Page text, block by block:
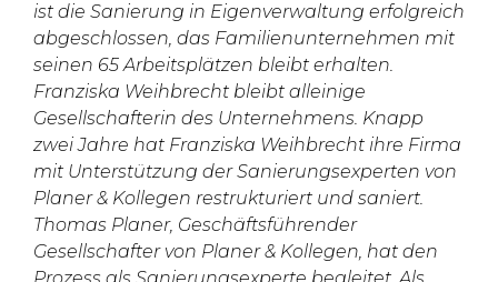
ist die Sanierung in Eigenverwaltung erfolgreich
abgeschlossen, das Familienunternehmen mit
seinen 65 Arbeitsplätzen bleibt erhalten.
Franziska Weihbrecht bleibt alleinige
Gesellschafterin des Unternehmens. Knapp
zwei Jahre hat Franziska Weihbrecht ihre Firma
mit Unterstützung der Sanierungsexperten von
Planer & Kollegen restrukturiert und saniert.
Thomas Planer, Geschäftsführender
Gesellschafter von Planer & Kollegen, hat den